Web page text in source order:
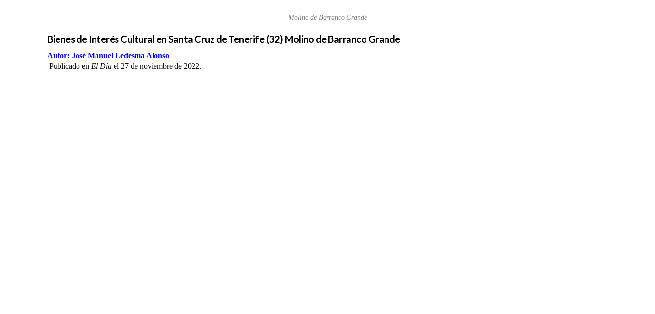
Molino de Barranco Grande
Bienes de Interés Cultural en Santa Cruz de Tenerife (32) Molino de Barranco Grande
Autor: José Manuel Ledesma Alonso
Publicado en El Día el 27 de noviembre de 2022.